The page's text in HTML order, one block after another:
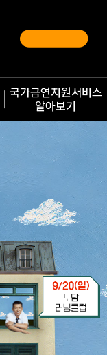
국가금연지원서비스
알아보기